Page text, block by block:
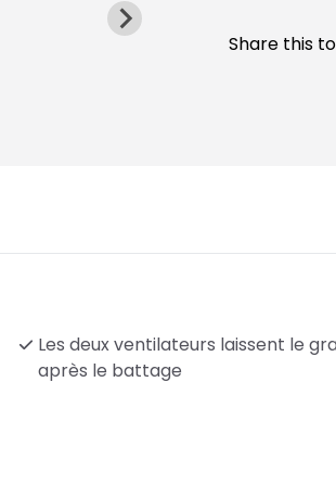
Les deux ventilateurs laissent le
après le battage